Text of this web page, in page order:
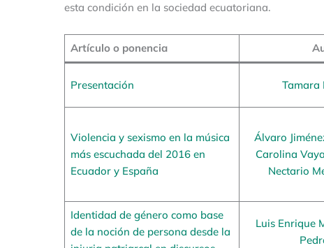
esta condición en la sociedad ecuatoriana.
Artículo o ponencia
Presentación Tamara
Violencia y sexismo en la música
más escuchada del 2016 en
Ecuador y España
Álvaro
Carolina
Nectario
Identidad de género como base
de la noción de persona desde la
Luis Enrique